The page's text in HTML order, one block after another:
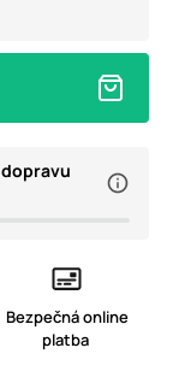
dopravu
Bezpečná online
platba